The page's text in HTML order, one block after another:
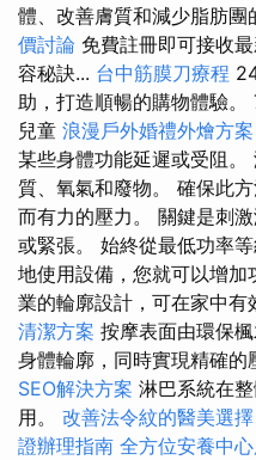
體、改善膚質和減少脂肪團
價討論 免費註冊即可接收
容秘訣... 台中筋膜刀療程
助，打造順暢的購物體驗。
兒童 浪漫戶外婚禮外燴方案
某些身體功能延遲或受阻
質、氧氣和廢物。 確保此
而有力的壓力。 關鍵是刺
或緊張。 始終從最低功率
地使用設備，您就可以增加
業的輪廓設計，可在家中有
清潔方案 按摩表面由環保
身體輪廓，同時實現精確的
SEO解決方案 淋巴系統在
用。 改善法令紋的醫美選擇
證辦理指南 全方位安養中